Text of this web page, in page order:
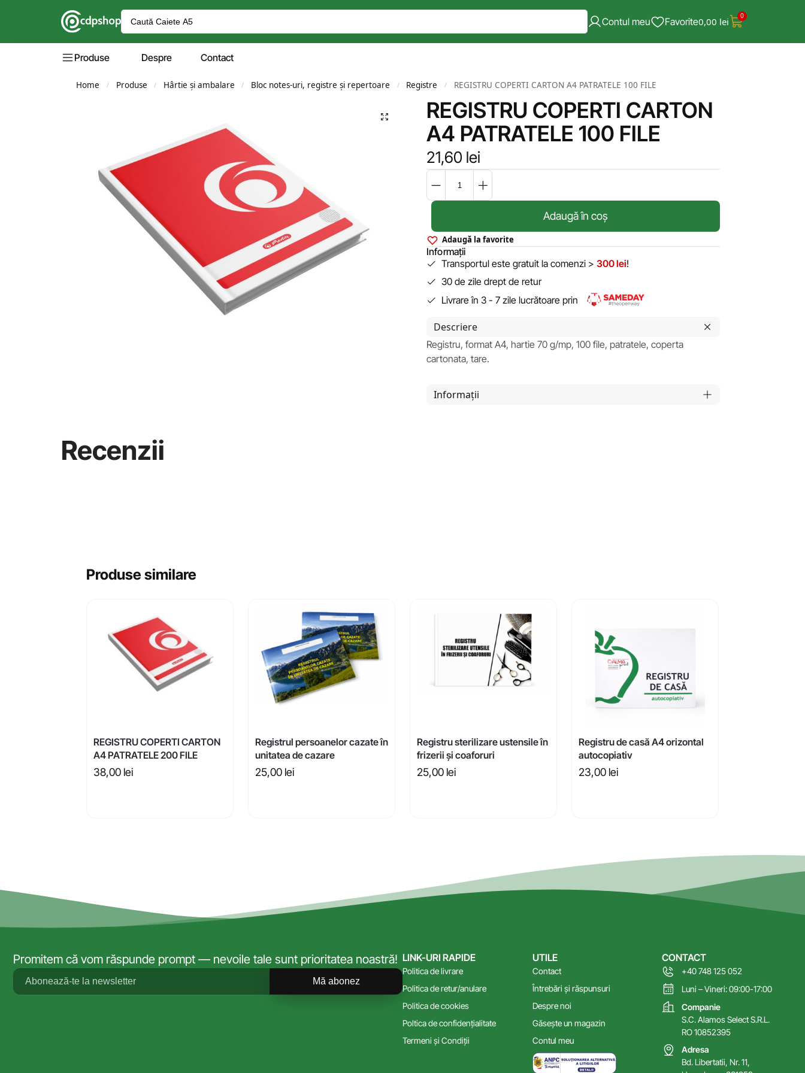
Contul meu Favorite0,00 lei 0
Produse Despre Contact
Home / Produse / Hârtie și ambalare / Bloc notes-uri, registre și repertoare / Registre / REGISTRU COPERTI CARTON A4 PATRATELE 100 FILE
REGISTRU COPERTI CARTON
A4 PATRATELE 100 FILE
21,60 lei
Adaugă în coș
Adaugă la favorite
Informații
Transportul este gratuit la comenzi > 300 lei!
30 de zile drept de retur
Livrare în 3 - 7 zile lucrătoare prin
Descriere
Registru, format A4, hartie 70 g/mp, 100 file, patratele, coperta
cartonata, tare.
Informații
Recenzii
Produse similare
REGISTRU COPERTI CARTON
A4 PATRATELE 200 FILE
38,00 lei
Registrul persoanelor cazate în
unitatea de cazare
25,00 lei
Registru sterilizare ustensile în
frizerii și coaforuri
25,00 lei
Registru de casă A4 orizontal
autocopiativ
23,00 lei
Promitem că vom răspunde prompt — nevoile tale sunt prioritatea noastră!
Mă abonez
LINK-URI RAPIDE
Politica de livrare
Politica de retur/anulare
Politica de cookies
Poltica de confidențialitate
Termeni și Condiții
UTILE
Contact
Întrebări și răspunsuri
Despre noi
Găsește un magazin
Contul meu
CONTACT
+40 748 125 052
Luni – Vineri: 09:00-17:00
Companie
S.C. Alamos Select S.R.L.
RO 10852395
Adresa
Bd. Libertatii, Nr. 11,